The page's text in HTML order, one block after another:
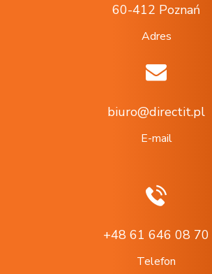
60-412 Poznań
Adres
biuro@directit.pl
E-mail
+48 61 646 08 70
Telefon